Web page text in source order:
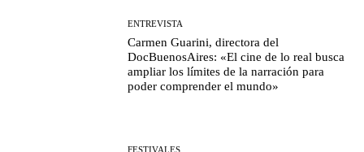
ENTREVISTA
Carmen Guarini, directora del
DocBuenosAires: «El cine de lo real busca
ampliar los límites de la narración para
poder comprender el mundo»
FESTIVALES